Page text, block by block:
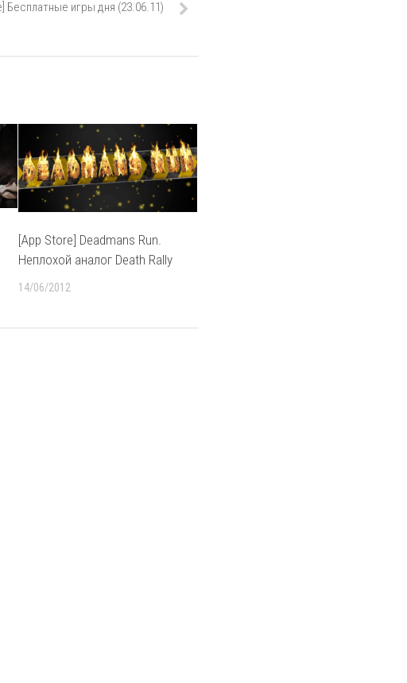
Бесплатные игры дня (23.06.11)
[App Store] Deadmans Run.
Неплохой аналог Death Rally
14/06/2012